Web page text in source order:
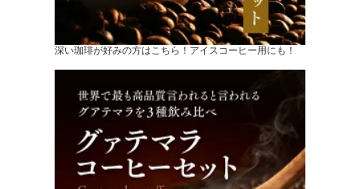
深い珈琲が好みの方はこちら！アイスコーヒー用にも！